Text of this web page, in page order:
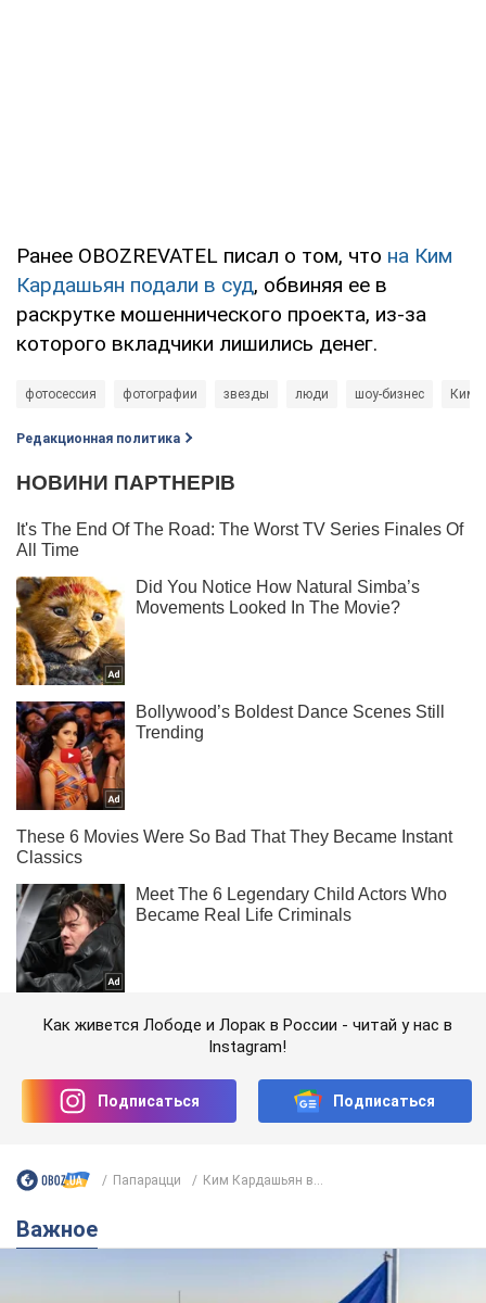
Ранее OBOZREVATEL писал о том, что на Ким
Кардашьян подали в суд, обвиняя ее в
раскрутке мошеннического проекта, из-за
которого вкладчики лишились денег.
фотосессия фотографии звезды люди шоу-бизнес Ким
Редакционная политика
Как живется Лободе и Лорак в России - читай у нас в
Instagram!
Подписаться Подписаться
Папарацци Ким Кардашьян в...
Важное